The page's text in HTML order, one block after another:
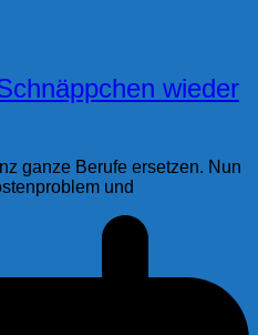
wieder
ganze Berufe ersetzen. Nun
und